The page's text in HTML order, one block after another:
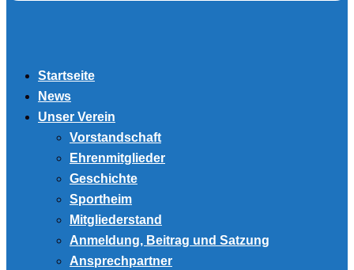
Startseite
News
Unser Verein
Vorstandschaft
Ehrenmitglieder
Geschichte
Sportheim
Mitgliederstand
Anmeldung, Beitrag und Satzung
Ansprechpartner